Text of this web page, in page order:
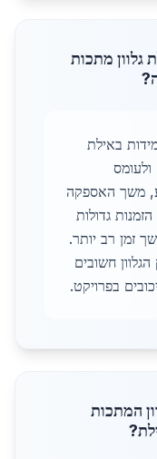
גלוון מתכות
באילת
משך האספקה
הזמנות גדולות
זמן רב יותר.
חשובים
בפרויקט.
המתכות